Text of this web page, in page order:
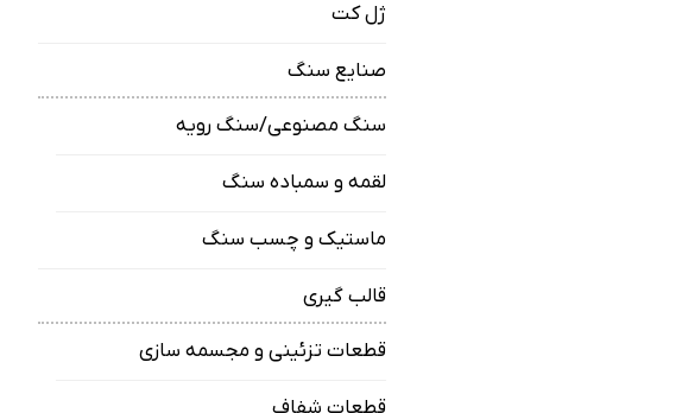
ژل کت
صنایع سنگ
سنگ مصنوعی/سنگ رویه
لقمه و سمباده سنگ
ماستیک و چسب سنگ
قالب گیری
قطعات تزئینی و مجسمه سازی